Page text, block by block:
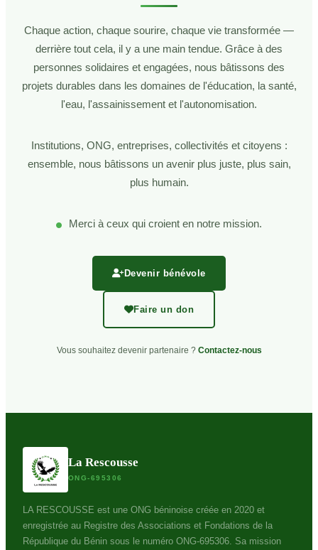
Chaque action, chaque sourire, chaque vie transformée —
derrière tout cela, il y a une main tendue. Grâce à des
personnes solidaires et engagées, nous bâtissons des
projets durables dans les domaines de l'éducation, la santé,
l'eau, l'assainissement et l'autonomisation.
Institutions, ONG, entreprises, collectivités et citoyens :
ensemble, nous bâtissons un avenir plus juste, plus sain,
plus humain.
Merci à ceux qui croient en notre mission.
Devenir bénévole
Faire un don
Vous souhaitez devenir partenaire ? Contactez-nous
La Rescousse
ONG-695306
LA RESCOUSSE est une ONG béninoise créée en 2020 et
enregistrée au Registre des Associations et Fondations de la
République du Bénin sous le numéro ONG-695306. Sa mission